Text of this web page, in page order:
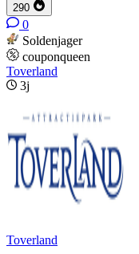
290
0
Soldenjager
couponqueen
Toverland
3j
Toverland